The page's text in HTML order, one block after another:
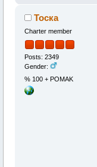
Тоска
Charter member
Posts: 2349
Gender:
% 100 + POMAK